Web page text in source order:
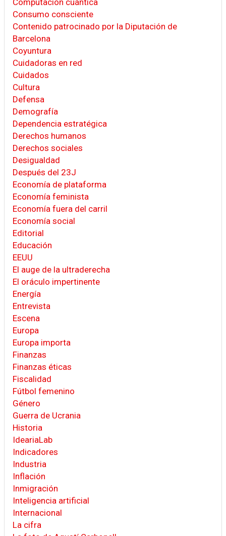
Computación cuántica
Consumo consciente
Contenido patrocinado por la Diputación de
Barcelona
Coyuntura
Cuidadoras en red
Cuidados
Cultura
Defensa
Demografía
Dependencia estratégica
Derechos humanos
Derechos sociales
Desigualdad
Después del 23J
Economía de plataforma
Economía feminista
Economía fuera del carril
Economía social
Editorial
Educación
EEUU
El auge de la ultraderecha
El oráculo impertinente
Energía
Entrevista
Escena
Europa
Europa importa
Finanzas
Finanzas éticas
Fiscalidad
Fútbol femenino
Género
Guerra de Ucrania
Historia
IdeariaLab
Indicadores
Industria
Inflación
Inmigración
Inteligencia artificial
Internacional
La cifra